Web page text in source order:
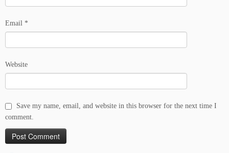
Email *
Website
Save my name, email, and website in this browser for the next time I
comment.